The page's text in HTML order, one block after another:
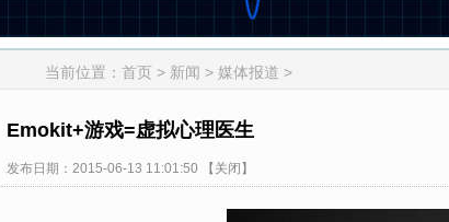
当前位置： 首页 > 新闻 > 媒体报道 >
Emokit+游戏=虚拟心理医生
发布日期：2015-06-13 11:01:50 【关闭】